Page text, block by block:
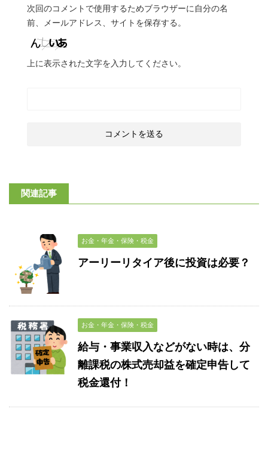
次回のコメントで使用するためブラウザーに自分の名
前、メールアドレス、サイトを保存する。
上に表示された文字を入力してください。
関連記事
お金・年金・保険・税金
アーリーリタイア後に投資は必要？
お金・年金・保険・税金
給与・事業収入などがない時は、分
離課税の株式売却益を確定申告して
税金還付！